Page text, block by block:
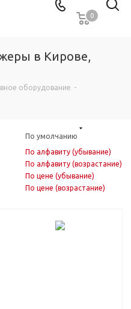
0
в Кирове,
оборудование -
По умолчанию
По алфавиту (убывание)
По алфавиту (возрастание)
По цене (убывание)
По цене (возрастание)